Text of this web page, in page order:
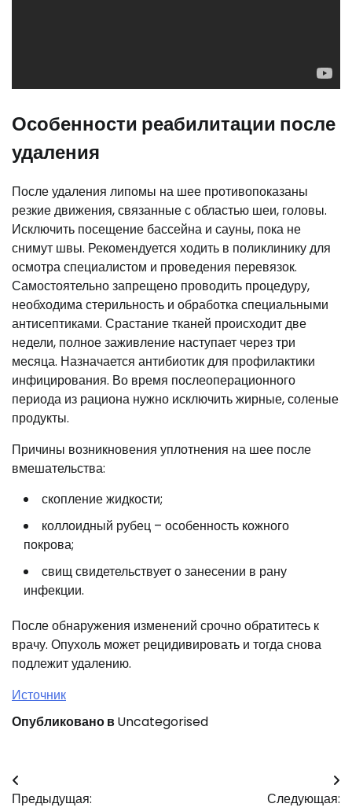
Особенности реабилитации после
удаления
После удаления липомы на шее противопоказаны
резкие движения, связанные с областью шеи, головы.
Исключить посещение бассейна и сауны, пока не
снимут швы. Рекомендуется ходить в поликлинику для
осмотра специалистом и проведения перевязок.
Самостоятельно запрещено проводить процедуру,
необходима стерильность и обработка специальными
антисептиками. Срастание тканей происходит две
недели, полное заживление наступает через три
месяца. Назначается антибиотик для профилактики
инфицирования. Во время послеоперационного
периода из рациона нужно исключить жирные, соленые
продукты.
Причины возникновения уплотнения на шее после
вмешательства:
скопление жидкости;
коллоидный рубец – особенность кожного
покрова;
свищ свидетельствует о занесении в рану
инфекции.
После обнаружения изменений срочно обратитесь к
врачу. Опухоль может рецидивировать и тогда снова
подлежит удалению.
Источник
Опубликовано вUncategorised
Навигация
Предыдущая:
Следующая: